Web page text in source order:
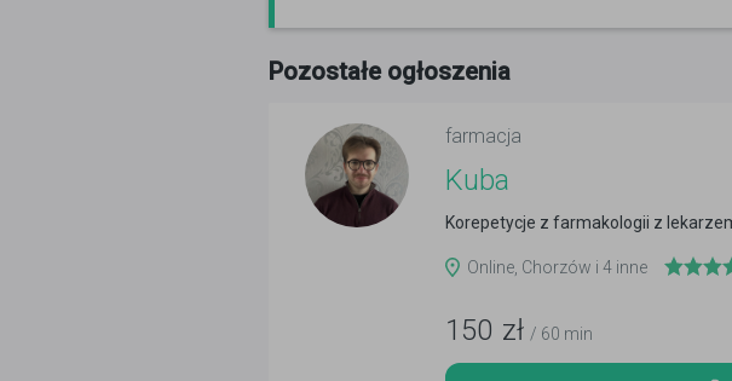
Pozostałe ogłoszenia
farmacja
Kuba
Korepetycje z farmakologii z
Online, Chorzów i 4 inne
150 zł / 60 min